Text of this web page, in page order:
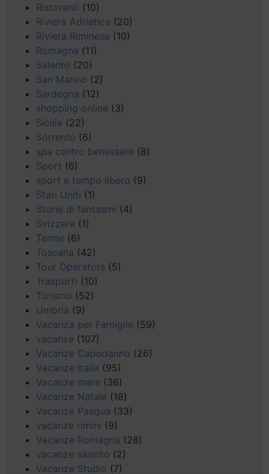
Ristoranti (10)
Riviera Adriatica (20)
Riviera Riminese (10)
Romagna (11)
Salento (20)
San Marino (2)
Sardegna (12)
shopping online (3)
Sicilia (22)
Sorrento (6)
spa centro benessere (8)
Sport (6)
sport e tempo libero (9)
Stati Uniti (1)
Storie di fantasmi (4)
Svizzera (1)
Terme (6)
Toscana (42)
Tour Operators (5)
Trasporti (10)
Turismo (52)
Umbria (9)
Vacanza per Famiglie (59)
vacanze (107)
Vacanze Capodanno (26)
Vacanze Italia (95)
Vacanze mare (36)
Vacanze Natale (18)
Vacanze Pasqua (33)
vacanze rimini (9)
Vacanze Romagna (28)
vacanze salento (2)
Vacanze Studio (7)